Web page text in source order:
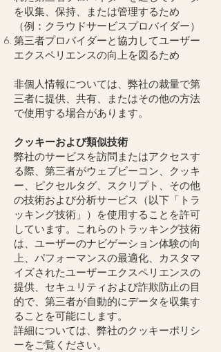
を収集、保持、または管理するため
（例：クラウドサービスプロバイダー）
第三者プロバイダーと協力してユーザー
エクスペリエンスの向上を図るため
非個人情報については、弊社の裁量で第
三者に提供、共有、またはその他の方法
で使用する場合があります。
クッキーおよび類似技術
弊社のサービスを訪問またはアクセスす
る際、第三者がウェブビーコン、クッキ
ー、ピクセルタグ、スクリプト、その他
の技術および分析サービス（以下「トラ
ッキング技術」）を使用することを許可
しています。これらのトラッキング技術
は、ユーザーのナビゲーション体験の向
上、パフォーマンスの最適化、カスタマ
イズされたユーザーエクスペリエンスの
提供、セキュリティおよび詐欺防止の目
的で、第三者が自動的にデータを収集す
ることを可能にします。
詳細については、弊社のクッキーポリシ
ーをご覧ください。